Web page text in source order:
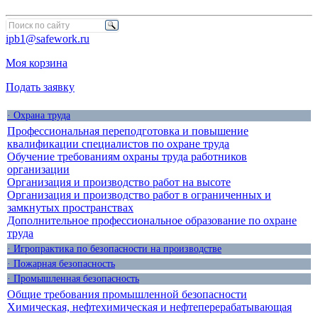
ipb1@safework.ru
Моя корзина
Подать заявку
· Охрана труда
Профессиональная переподготовка и повышение
квалификации специалистов по охране труда
Обучение требованиям охраны труда работников
организации
Организация и производство работ на высоте
Организация и производство работ в ограниченных и
замкнутых пространствах
Дополнительное профессиональное образование по охране
труда
· Игропрактика по безопасности на производстве
· Пожарная безопасность
· Промышленная безопасность
Общие требования промышленной безопасности
Химическая, нефтехимическая и нефтеперерабатывающая